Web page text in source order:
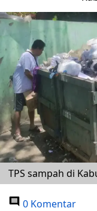
TPS sampah di
0 Komentar